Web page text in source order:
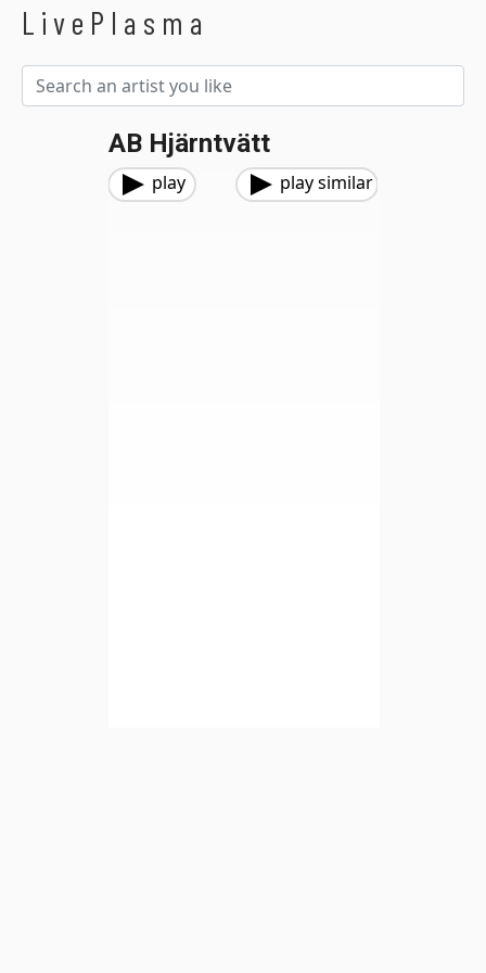
LivePlasma
AB Hjärntvätt
play play similar